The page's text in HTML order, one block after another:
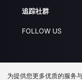
追踪社群
FOLLOW US
为提供您更多优质的服务